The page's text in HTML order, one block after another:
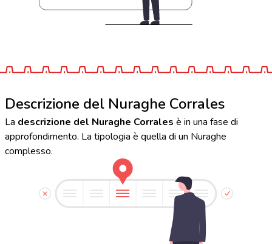
Descrizione del Nuraghe Corrales
La descrizione del Nuraghe Corrales è in una fase di
approfondimento. La tipologia è quella di un Nuraghe
complesso.